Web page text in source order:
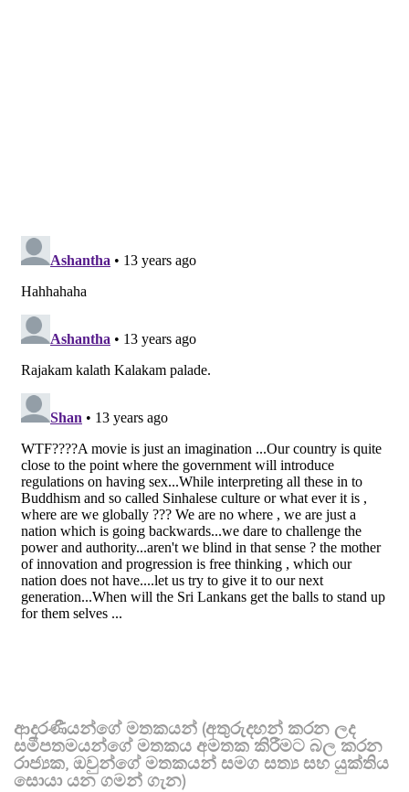
ආදරණීයන්ගේ මතකයන් (අතුරුදහන් කරන ලද
සමීපතමයන්ගේ මතකය අමතක කිරීමට බල කරන
රාජ්‍යක, ඔවුන්ගේ මතකයන් සමග සත්‍ය සහ යුක්තිය
සොයා යන ගමන් ගැන)